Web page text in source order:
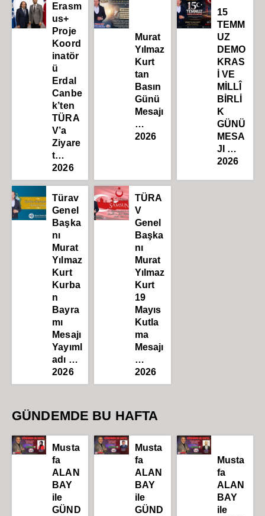
Erasm
us+
Proje
Koord
inatör
ü
Erdal
Canbe
k’ten
TÜRA
V’a
Ziyare
t…
2026
Murat
Yılmaz
Kurt
tan
Basın
Günü
Mesajı
…
2026
15
TEMM
UZ
DEMO
KRAS
İ VE
MİLLÎ
BİRLİ
K
GÜNÜ
MESA
JI …
2026
Türav
Genel
Başka
nı
Murat
Yılmaz
Kurt
Kurba
n
Bayra
mı
Mesajı
Yayıml
adı …
2026
TÜRA
V
Genel
Başka
nı
Murat
Yılmaz
Kurt
19
Mayıs
Kutla
ma
Mesajı
…
2026
GÜNDEMDE BU HAFTA
Musta
fa
ALAN
BAY
ile
GÜND
Musta
fa
ALAN
BAY
ile
GÜND
Musta
fa
ALAN
BAY
ile